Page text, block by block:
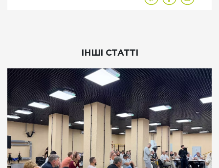
ІНШІ СТАТТІ